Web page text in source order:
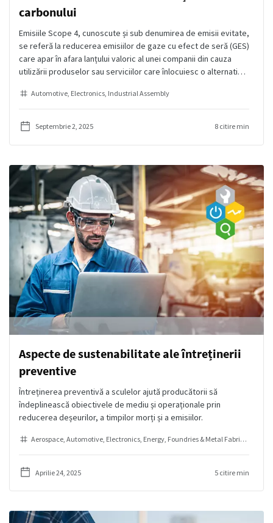
carbonului
Emisiile Scope 4, cunoscute și sub denumirea de emisii evitate,
se referă la reducerea emisiilor de gaze cu efect de seră (GES)
care apar în afara lanțului valoric al unei companii din cauza
utilizării produselor sau serviciilor care înlocuiesc o alternativă
Automotive Electronics Industrial Assembly
Septembrie 2, 2025 8 citire min
Aspecte de sustenabilitate ale întreținerii
preventive
Întreținerea preventivă a sculelor ajută producătorii să
îndeplinească obiectivele de mediu și operaționale prin
reducerea deșeurilor, a timpilor morți și a emisiilor.
Aerospace Automotive Electronics Energy Foundries & Metal Fabrication
Aprilie 24, 2025 5 citire min